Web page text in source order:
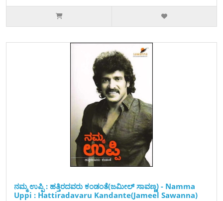
ನಮ್ಮ ಉಪ್ಪಿ : ಹತ್ತಿರದವರು ಕಂಡಂತೆ(ಜಮೀಲ್ ಸಾವಣ್ಣ) - Namma
Uppi : Hattiradavaru Kandante(Jameel Sawanna)